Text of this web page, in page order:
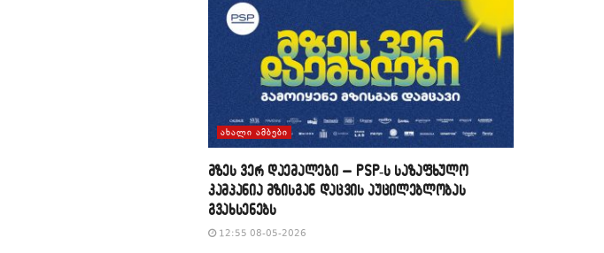
ᲐᲮᲐᲚᲘ ᲐᲛᲑᲔᲑᲘ
მზეს ვერ დაემალები – PSP-ს საზაფხულო
კამპანია მზისგან დაცვის აუცილებლობას
გვახსენებს
12:55 08-05-2026